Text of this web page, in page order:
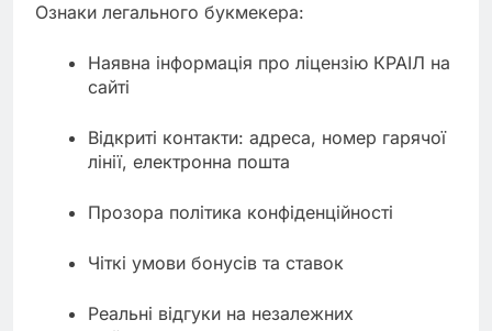
Ознаки легального букмекера:
Наявна інформація про ліцензію КРАІЛ на
сайті
Відкриті контакти: адреса, номер гарячої
лінії, електронна пошта
Прозора політика конфіденційності
Чіткі умови бонусів та ставок
Реальні відгуки на незалежних